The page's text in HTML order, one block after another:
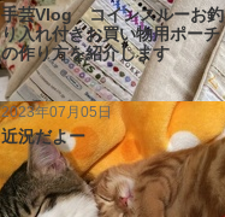
手芸Vlog コインスルーお釣
り入れ付きお買い物用ポーチ
の作り方を紹介します
2023年07月05日
近況だよー